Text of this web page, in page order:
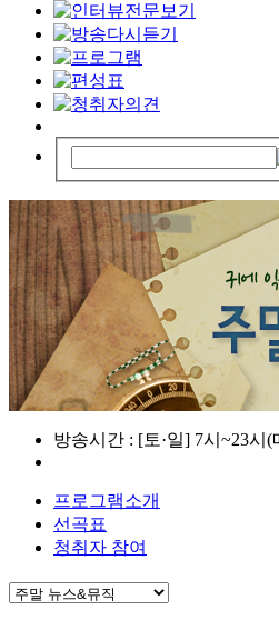
방송시간 : [토·일] 7시~23시
프로그램소개
선곡표
청취자 참여